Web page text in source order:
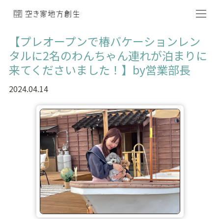
【プレオープンで椿バケーションレン
タルに2名のわんちゃん連れが泊まりに
来てくださいました！】by営業部長
2024.04.14